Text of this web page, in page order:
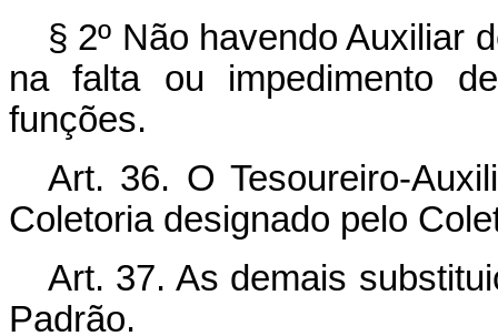
§ 2º Não havendo Auxiliar
na falta ou impedimento
funções.
Art. 36. O Tesoureiro-
Coletoria designado pelo
Art. 37. As demais
Padrão.